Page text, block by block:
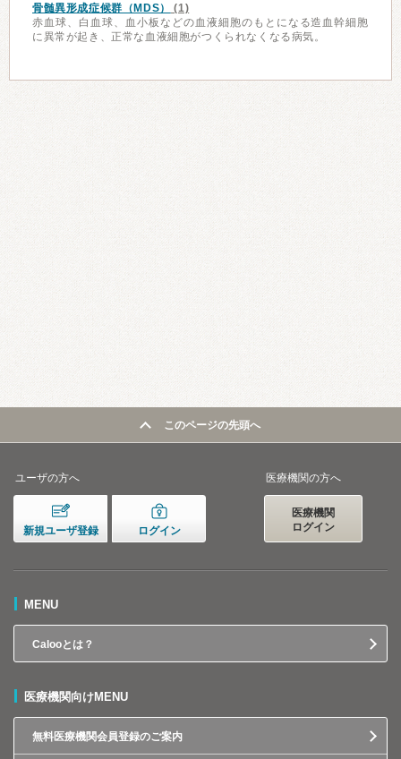
骨髄異形成症候群（MDS）
(1)
赤血球、白血球、血小板などの血液細胞のもとになる造血幹細胞
に異常が起き、正常な血液細胞がつくられなくなる病気。
このページの先頭へ
ユーザの方へ
新規ユーザ登録 ログイン
医療機関の方へ
医療機関
ログイン
MENU
Calooとは？
医療機関向けMENU
無料医療機関会員登録のご案内